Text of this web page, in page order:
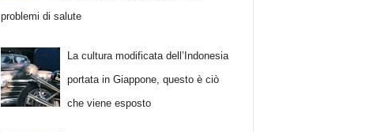
problemi di salute
La cultura modificata dell’Indonesia
portata in Giappone, questo è ciò
che viene esposto